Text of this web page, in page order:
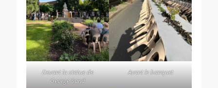
Devant la statue de
George Sand
Avant le banquet